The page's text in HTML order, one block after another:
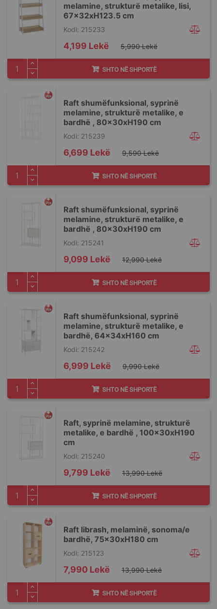
melamine, strukturë metalike, lisi,
67x32xH123.5 cm
Kodi: 215233
Special
Price
4,199 Lekë 5,990 Lekë
SHTO NË SHPORTË
Raft shumëfunksional, syprinë
melamine, strukturë metalike, e
bardhë , 80x30xH190 cm
Kodi: 215239
Special
Price
6,699 Lekë 9,590 Lekë
SHTO NË SHPORTË
Raft shumëfunksional, syprinë
melamine, strukturë metalike, e
bardhë , 80x30xH190 cm
Kodi: 215241
Special
Price
9,099 Lekë 12,990 Lekë
SHTO NË SHPORTË
Raft shumëfunksional, syprinë
melamine, strukturë metalike, e
bardhë, 64x34xH160 cm
Kodi: 215242
Special
Price
6,999 Lekë 9,990 Lekë
SHTO NË SHPORTË
Raft, syprinë melamine, strukturë
metalike, e bardhë , 100x30xH190
cm
Kodi: 215240
Special
Price
9,799 Lekë 13,990 Lekë
SHTO NË SHPORTË
Raft librash, melaminë, sonoma/e
bardhë, 75x30xH180 cm
Kodi: 215123
Special
Price
7,990 Lekë 13,990 Lekë
SHTO NË SHPORTË